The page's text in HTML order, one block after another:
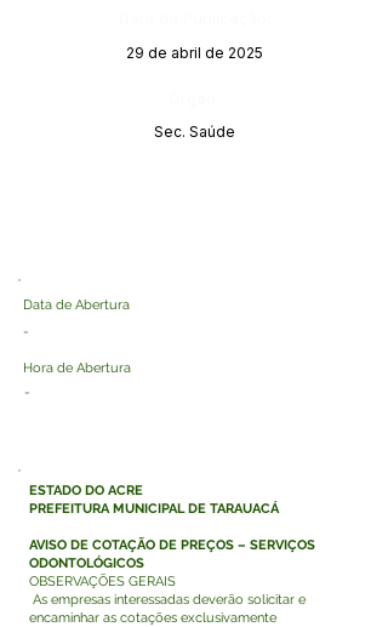
29 de abril de 2025
Sec. Saúde
Data de Abertura
-
Hora de Abertura
-
ESTADO DO ACRE
PREFEITURA MUNICIPAL DE TARAUACÁ
AVISO DE COTAÇÃO DE PREÇOS – SERVIÇOS
ODONTOLÓGICOS
OBSERVAÇÕES GERAIS
As empresas interessadas deverão solicitar e
encaminhar as cotações exclusivamente